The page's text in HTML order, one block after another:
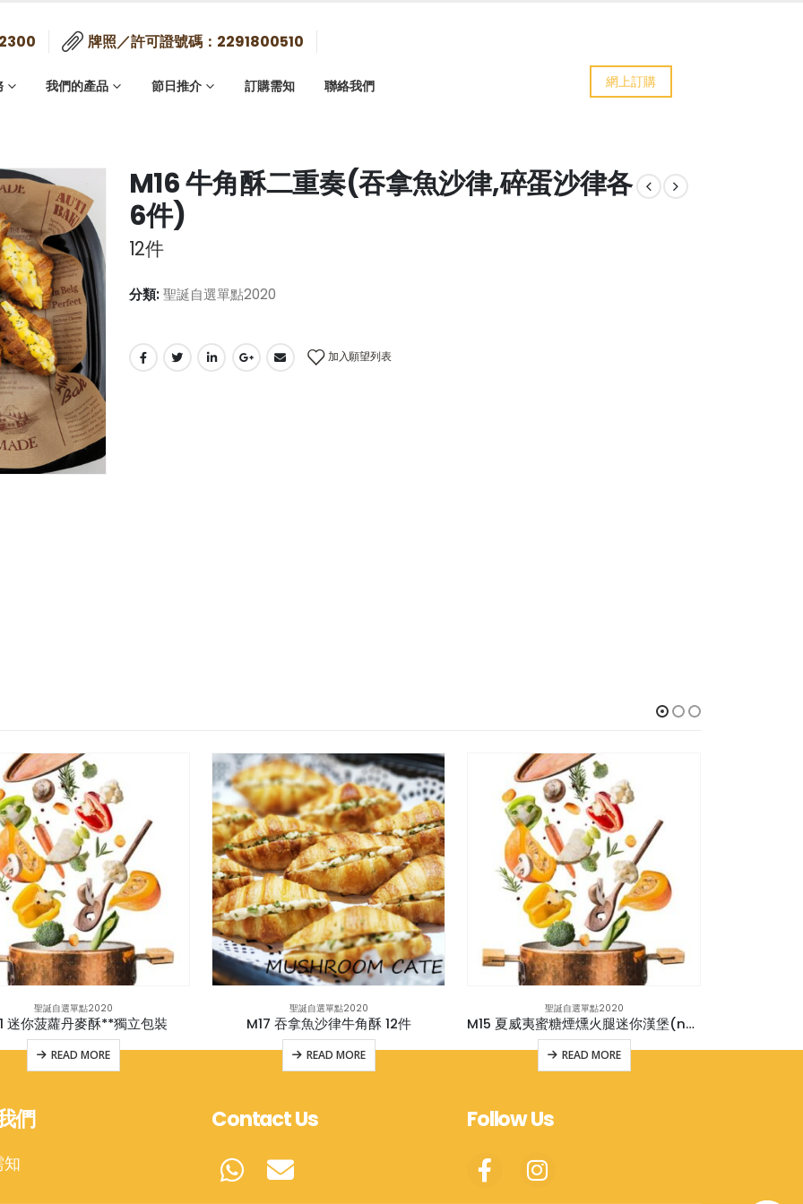
牌照／許可證號碼：2291800510
我們的產品 節日推介 訂購需知 聯絡我們 網上訂購
M16 牛角酥二重奏(吞拿魚沙律,碎蛋沙律各
6件)
12件
分類:聖誕自選單點2020
加入願望列表
聖誕自選單點2020
迷你菠蘿丹麥酥**獨立包裝
READ MORE
聖誕自選單點2020
M17 吞拿魚沙律牛角酥 12件
READ MORE
聖誕自選單點2020
M15 夏威夷蜜糖煙燻火腿迷你漢堡(new)
READ MORE
們 Contact Us Follow Us